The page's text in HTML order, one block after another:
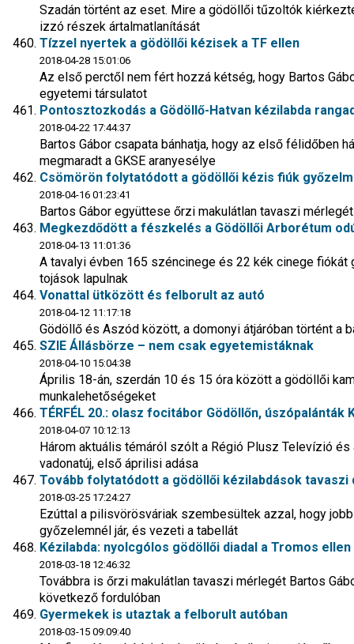
Szadán történt az eset. Mire a gödöllői tűzoltók
izzó részek ártalmatlanítását
Tízzel nyertek a gödöllői kézisek a TF ellen
2018-04-28 15:01:06
Az első perctől nem fért hozzá kétség, hogy Bartos
egyetemi társulatot
Pontosztozkodás a Gödöllő-Hatvan kézilabda
2018-04-22 17:44:37
Bartos Gábor csapata bánhatja, hogy az első félidőben
megmaradt a GKSE aranyesélye
Csömörön folytatódott a gödöllői kézis fiúk
2018-04-16 01:23:41
Bartos Gábor együttese őrzi makulátlan tavaszi
Megkezdődött a fészkelés a Gödöllői Arborétum
2018-04-13 11:01:36
A tavalyi évben 165 széncinege és 22 kék cinege
tojások lapulnak
Vonattal ütközött és felborult az autó
2018-04-12 11:17:18
Gödöllő és Aszód között, a domonyi átjáróban történt a
SZIE Állásbörze – nem csak egyetemistáknak
2018-04-10 15:04:38
Április 18-án, szerdán 10 és 15 óra között a gödöllői
munkalehetőségeket
TÉRFÉL 20.: olasz focitábor Gödöllőn,
2018-04-07 10:12:13
Három aktuális témáról szólt a Régió Plusz Televízió
vadonatúj, első áprilisi adása
Tovább folytatódott a gödöllői kézilabdások tavaszi
2018-03-25 17:24:27
Ezúttal a pilisvörösváriak szembesültek azzal, hogy
győzelemnél jár, és vezeti a tabellát
Kézilabda: nyolcgólos gödöllői diadal a Tromos ellen
2018-03-18 12:46:32
Továbbra is őrzi makulátlan tavaszi mérlegét Bartos
következő fordulóban
Gyermekek is utaztak a felborult autóban
2018-03-15 09:09:40